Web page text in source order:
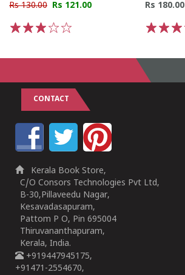
Rs 130.00 Rs 121.00
Rs 180.00
CONTACT
Kerala Book Store,
C/O Consors Technologies Pvt Ltd,
B-30,Pillaveedu Nagar,
Kesavadasapuram,
Pattom P O, Pin 695004
Thiruvananthapuram,
Kerala, India.
+919447945175,
+91471-2554670,